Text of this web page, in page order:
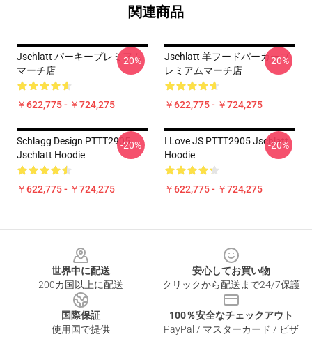
関連商品
Jschlatt パーキープレミアム
マーチ店
￥622,775 - ￥724,275
-20%
Jschlatt 羊フードパーカープ
レミアムマーチ店
￥622,775 - ￥724,275
-20%
Schlagg Design PTTT2905
Jschlatt Hoodie
￥622,775 - ￥724,275
-20%
I Love JS PTTT2905 Jschlatt
Hoodie
￥622,775 - ￥724,275
-20%
世界中に配送
200カ国以上に配送
安心してお買い物
クリックから配送まで24/7保護
国際保証
使用国で提供
100％安全なチェックアウト
PayPal / マスターカード / ビザ